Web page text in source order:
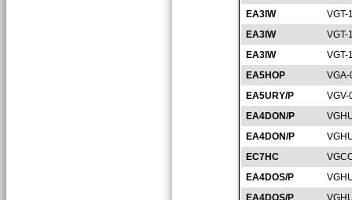
EA3IW
VGT-
EA3IW
VGT-
EA3IW
VGT-
EA5HOP
EA5URY/P
VGV-
EA4DON/P
EA4DON/P
EC7HC
EA4DOS/P
EA4DOS/P